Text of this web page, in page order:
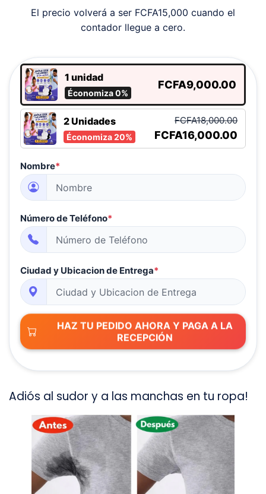
El precio volverá a ser FCFA15,000 cuando el
contador llegue a cero.
1 unidad
Économiza 0%
FCFA9,000.00
2 Unidades
Économiza 20%
FCFA18,000.00
FCFA16,000.00
Nombre*
Número de Teléfono*
Ciudad y Ubicacion de Entrega*
HAZ TU PEDIDO AHORA Y PAGA A LA
RECEPCIÓN
Adiós al sudor y a las manchas en tu ropa!